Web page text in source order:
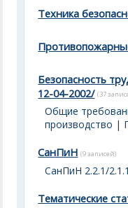
Техника
Безопасность
12-04-2002/ (37
Общие
производство |
СанПиН (9 записей)
СанПиН 2.2.1/
Тематические